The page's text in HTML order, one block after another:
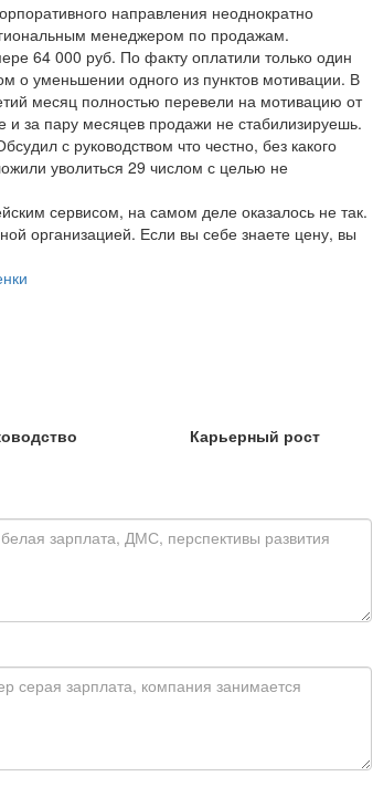
направления неоднократно
менеджером по продажам.
64 000 руб. По факту оплатили только один
о уменьшении одного из пунктов мотивации. В
месяц полностью перевели на мотивацию от
за пару месяцев продажи не стабилизируешь.
с руководством что честно, без какого
уволиться 29 числом с целью не
сервисом, на самом деле оказалось не так.
организацией. Если вы себе знаете цену, вы
Карьерный рост